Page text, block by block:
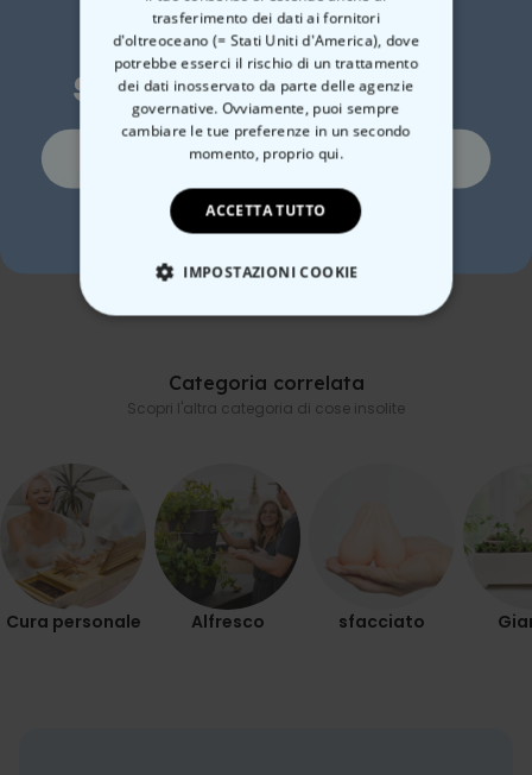
Dimensioni ca. 9,5 cm di altezza, diametro ca. 8 cm; manico ca.
4,5 cm di larghezza
Peso ca. 300 grammi
Adatta alla lavastoviglie (si consiglia lavaggio a mano)
Boccale da Birra
Personalizzato con Logo
Personalizzato con Testo
19,99 €
Categoria correlata
Scopri l'altra categoria di cose insolite
Cura personale Alfresco sfacciato
trasferimento dei dati ai fornitori
d'oltreoceano (= Stati Uniti d'America), dove
potrebbe esserci il rischio di un trattamento
dei dati inosservato da parte delle agenzie
governative. Ovviamente, puoi sempre
cambiare le tue preferenze in un secondo
momento, proprio qui.
ACCETTA TUTTO
IMPOSTAZIONI COOKIE
PRESTAZIONI
NON CLASSIFICATO
Vuoi uno
sconto del 10%?
Si, certo!
No, non mi piacciono gli sconti